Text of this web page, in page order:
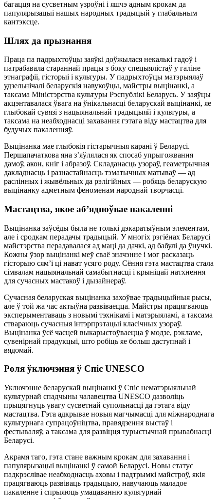
багацця на сусветным узроўні і яшчэ адным крокам да
папулярызацыі нашых народных традыцый у глабальным
кантэксце.
Шлях да прызнання
Праца па падрыхтоўцы заяўкі доўжылася некалькі гадоў і
патрабавала стараннай працы з боку спецыялістаў у галіне
этнаграфіі, гісторыі і культуры. У падрыхтоўцы матэрыялаў
удзельнічалі беларускія навукоўцы, майстры выцінанкі, а
таксама Міністэрства культуры Рэспублікі Беларусь. У заяўцы
акцэнтавалася ўвага на ўнікальнасці беларускай выцінанкі, яе
глыбокай сувязі з нацыянальнай традыцыяй і культуры, а
таксама на неабходнасці захавання гэтага віду мастацтва для
будучых пакаленняў.
Выцінанка мае глыбокія гістарычныя карані ў Беларусі.
Першапачаткова яна з’яўлялася як спосаб упрыгожвання
дамоў, акон, кніг і абразоў. Складанасць узораў, геаметрычная
дакладнасць і разнастайнасць тэматычных матываў — ад
раслінных і жывёльных да рэлігійных — робяць беларускую
выцінанку адметным феноменам народнай творчасці.
Мастацтва, якое аб’ядноўвае пакаленні
Выцінанка заўсёды была не толькі дэкаратыўным элементам,
але і сродкам перадачы традыцый. У многіх рэгіёнах Беларусі
майстэрства перадавалася ад маці да дачкі, ад бабулі да ўнучкі.
Кожны ўзор выцінанкі меў сваё значэнне і мог расказаць
гісторыю сям’і ці нават усяго роду. Сёння гэта мастацтва стала
сімвалам нацыянальнай самабытнасці і крыніцай натхнення
для сучасных мастакоў і дызайнераў.
Сучасная беларуская выцінанка захоўвае традыцыйныя рысы,
але ў той жа час актыўна развіваецца. Майстры працягваюць
эксперыментаваць з новымі тэхнікамі і матэрыяламі, а таксама
ствараюць сучасныя інтэрпрэтацыі класічных узораў.
Выцінанка ўсё часцей выкарыстоўваецца ў модзе, рэкламе,
сувенірнай прадукцыі, што робіць яе больш даступнай і
вядомай.
Роля ўключэння ў Спіс UNESCO
Уключэнне беларускай выцінанкі ў Спіс нематэрыяльнай
культурнай спадчыны чалавецтва UNESCO дазволіць
прыцягнуць увагу сусветнай супольнасці да гэтага віду
мастацтва. Гэта адкрывае новыя магчымасці для міжнароднага
культурнага супрацоўніцтва, правядзення выстаў і
фестываляў, а таксама для развіцця турыстычнай прывабнасці
Беларусі.
Акрамя таго, гэта стане важным крокам для захавання і
папулярызацыі выцінанкі ў самой Беларусі. Новы статус
падкрэслівае неабходнасць аховы і падтрымкі майстроў, якія
працягваюць развіваць традыцыю, навучаюць маладое
пакаленне і спрыяюць умацаванню культурнай